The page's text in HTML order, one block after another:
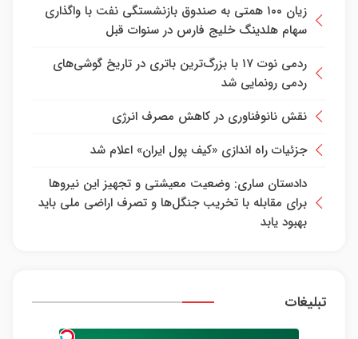
زیان ۱۰۰ همتی به صندوق بازنشستگی نفت با واگذاری
سهام هلدینگ خلیج فارس در سنوات قبل
ردمی نوت ۱۷ با بزرگ‌ترین باتری در تاریخ گوشی‌های
ردمی رونمایی شد
نقش نانوفناوری در کاهش مصرف انرژی
جزئیات راه اندازی «کیف پول ایران» اعلام شد
دادستان ساری: وضعیت معیشتی و تجهیز این نیرو‌ها
برای مقابله با تخریب جنگل‌ها و تصرف اراضی ملی باید
بهبود یابد
تبلیغات